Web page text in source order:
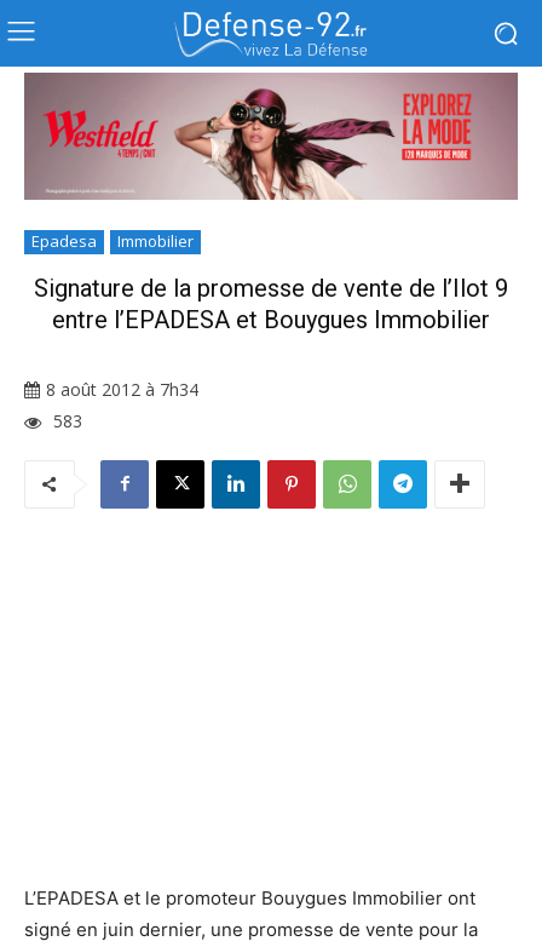
Epadesa Immobilier
Signature de la promesse de vente de l’Ilot 9
entre l’EPADESA et Bouygues Immobilier
8 août 2012 à 7h34
583
L’EPADESA et le promoteur Bouygues Immobilier ont
signé en juin dernier, une promesse de vente pour la